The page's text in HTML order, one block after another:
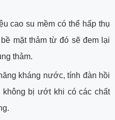
cao su mềm có thể hấp thụ
mặt thảm từ đó sẽ đem lại
thảm.
kháng nước, tính đàn hồi
không bị ướt khi có các chất